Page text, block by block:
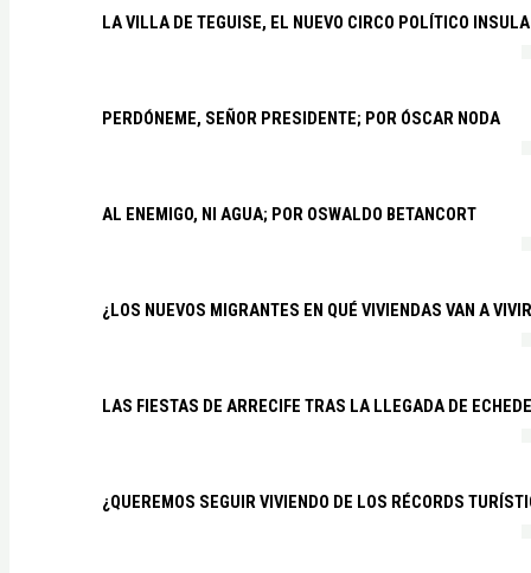
LA VILLA DE TEGUISE, EL NUEVO CIRCO POLÍTICO
PERDÓNEME, SEÑOR PRESIDENTE; POR ÓSCAR NODA
AL ENEMIGO, NI AGUA; POR OSWALDO BETANCORT
¿LOS NUEVOS MIGRANTES EN QUÉ VIVIENDAS VAN A
LAS FIESTAS DE ARRECIFE TRAS LA LLEGADA DE
¿QUEREMOS SEGUIR VIVIENDO DE LOS RÉCORDS